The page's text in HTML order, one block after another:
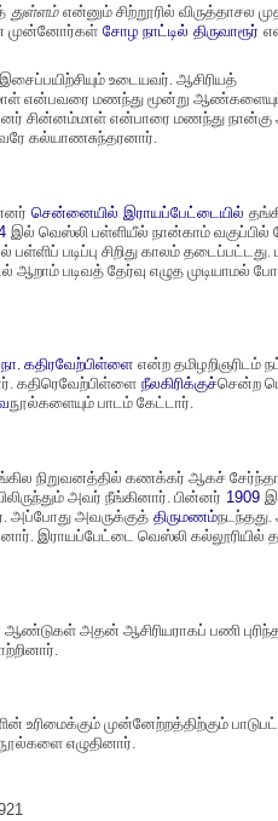
துள்ளம் என்னும் சிற்றூரில் விருத்தாசல
முன்னோர்கள் சோழ நாட்டில் திருவாரூர்
உடையவர். ஆசிரியத்
என்பவரை மணந்து மூன்று
சின்னம்மாள் என்பாரை மணந்து
கல்யாணசுந்தரனார்.
சென்னையில் இராயப்பேட்டையில்
இல் வெஸ்லி பள்ளியீல் நான்காம் வகுப்பில்
படிப்பு சிறிது காலம் தடைப்பட்டது.
படிவத் தேர்வு எழுத முடியாமல்
நா. கதிரவேற்பிள்ளை என்ற தமிழறிஞரிடம்
கதிரெவேற்பிள்ளை நீலகிரிக்குச்சென்ற
நூல்களையும் பாடம் கேட்டார்.
நிறுவனத்தில் கணக்கர் ஆகச்
அவர் நீங்கினார். பின்னர் 1909
அப்போது அவருக்குத் திருமணம்
இராயப்பேட்டை வெஸ்லி கல்லூரியில்
அதன் ஆசிரியராகப் பணி
முன்னேற்றத்திற்கும்
எழுதினார்.